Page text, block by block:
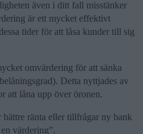
även i ditt fall misstänker
är ett mycket effektivt
tider för att låsa kunder till sig
omvärdering för att sänka
Detta nyttjades av
att låna upp över öronen.
ränta eller tillfrågar ny bank
värdering”.